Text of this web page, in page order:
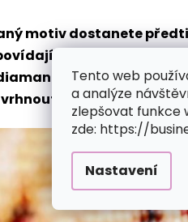
Tento web
a analýze
zlepšovat funkce
zde: https://
Nastavení
motiv dostanete
označením. K
najednou. V
se do třpytivého